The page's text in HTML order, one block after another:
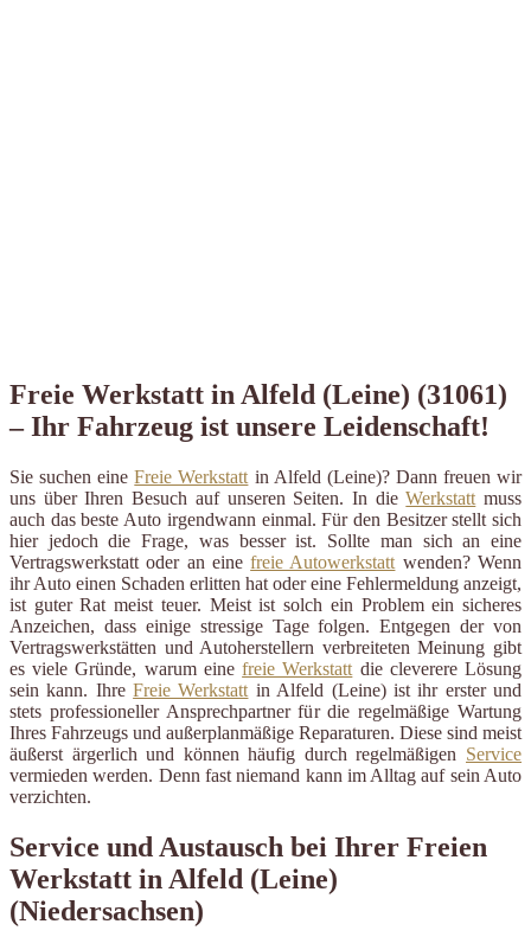
Freie Werkstatt in Alfeld (Leine) (31061)
– Ihr Fahrzeug ist unsere Leidenschaft!
Sie suchen eineFreie Werkstatt in Alfeld (Leine)? Dann freuen wir
uns über Ihren Besuch auf unseren Seiten. In dieWerkstatt muss
auch das beste Auto irgendwann einmal. Für den Besitzer stellt sich
hier jedoch die Frage, was besser ist. Sollte man sich an eine
Vertragswerkstatt oder an einefreie Autowerkstatt wenden? Wenn
ihr Auto einen Schaden erlitten hat oder eine Fehlermeldung anzeigt,
ist guter Rat meist teuer. Meist ist solch ein Problem ein sicheres
Anzeichen, dass einige stressige Tage folgen. Entgegen der von
Vertragswerkstätten und Autoherstellern verbreiteten Meinung gibt
es viele Gründe, warum einefreie Werkstatt die cleverere Lösung
sein kann. IhreFreie Werkstatt in Alfeld (Leine) ist ihr erster und
stets professioneller Ansprechpartner für die regelmäßige Wartung
Ihres Fahrzeugs und außerplanmäßige Reparaturen. Diese sind meist
äußerst ärgerlich und können häufig durch regelmäßigen Service
vermieden werden. Denn fast niemand kann im Alltag auf sein Auto
verzichten.
Service und Austausch bei Ihrer Freien
Werkstatt in Alfeld (Leine)
(Niedersachsen)